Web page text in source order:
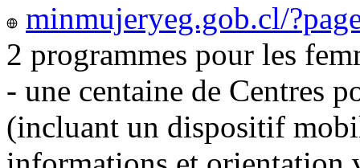
minmujeryeg.gob.cl/
2 programmes pour les
- une centaine de Centres
(incluant un dispositif